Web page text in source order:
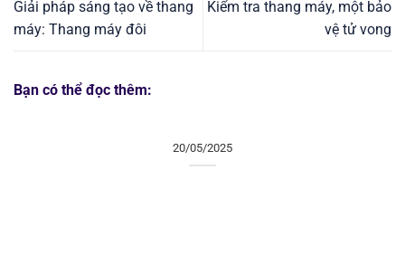
Giải pháp sáng tạo về thang
máy: Thang máy đôi
Kiểm tra thang máy, một bảo
vệ tử vong
Bạn có thể đọc thêm:
20/05/2025